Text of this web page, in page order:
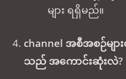
များ ရရှိမည်။
channel အစီအစဉ်မျ
သည် အကောင်းဆုံးလဲ?